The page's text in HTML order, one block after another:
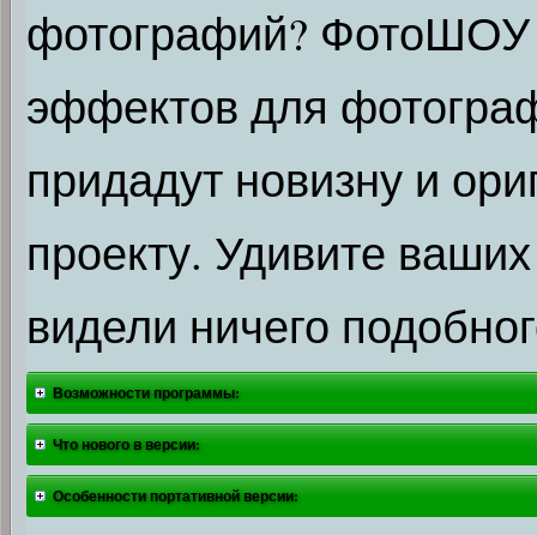
фотографий? ФотоШОУ
эффектов для
придадут новизну и
проекту. Удивите
видели ничего
Возможности программы:
Что нового в версии:
Особенности портативной версии: